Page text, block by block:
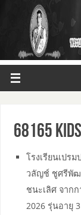
68165
โรงเรียนเปร
วลัญช์ ชูศรีพัฒ
ชนะเลิศ​ จาก
2026 รุ่นอายุ